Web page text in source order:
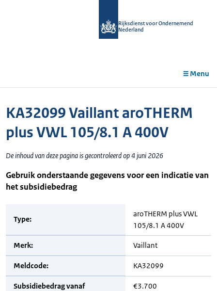
Rijksdienst voor Ondernemend
Nederland
Menu
KA32099 Vaillant aroTHERM
plus VWL 105/8.1 A 400V
De inhoud van deze pagina is gecontroleerd op 4 juni 2026
Gebruik onderstaande gegevens voor een indicatie van
het subsidiebedrag
Type:
aroTHERM plus VWL
105/8.1 A 400V
Merk: Vaillant
Meldcode: KA32099
Subsidiebedrag vanaf
€3.700